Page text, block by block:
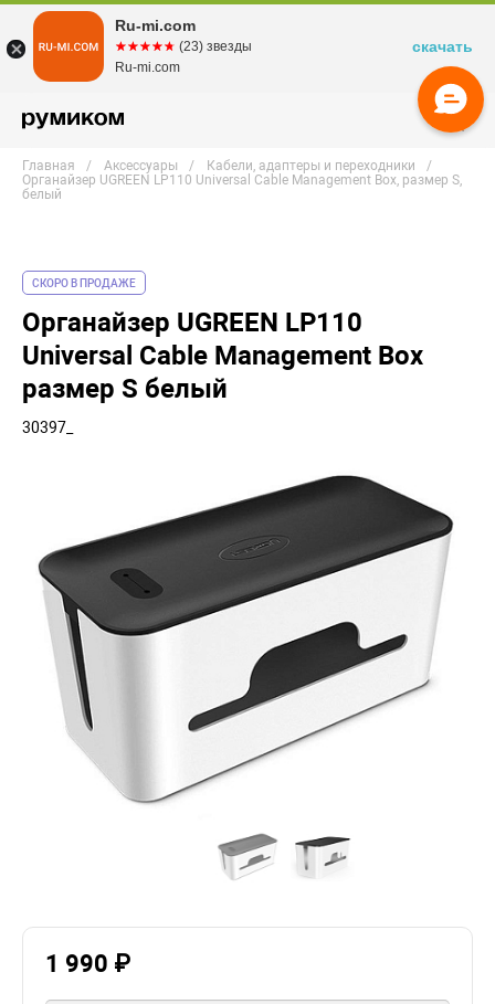
Главная Аксессуары
Кабели, адаптеры и переходники
Органайзер UGREEN LP110 Universal Cable Management Box, размер S,
белый
СКОРО В ПРОДАЖЕ
Органайзер UGREEN LP110
Universal Cable Management Box
размер S белый
30397_
1 990 ₽
Ru-mi.com
☆☆☆☆☆
★★★★★ (23) звезды
Ru-mi.com
скачать